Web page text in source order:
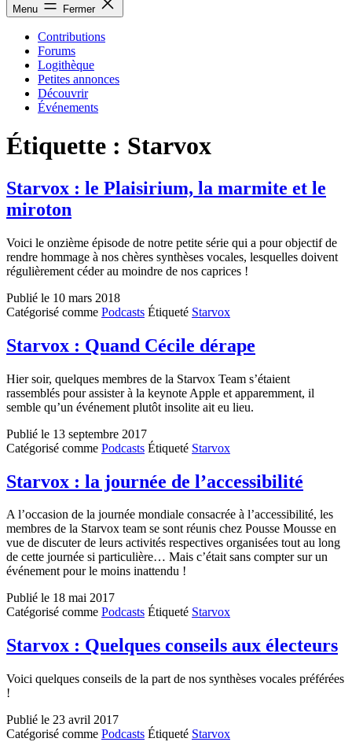
Menu Fermer
Contributions
Forums
Logithèque
Petites annonces
Découvrir
Événements
Étiquette : Starvox
Starvox : le Plaisirium, la marmite et le
miroton
Voici le onzième épisode de notre petite série qui a pour objectif de
rendre hommage à nos chères synthèses vocales, lesquelles doivent
régulièrement céder au moindre de nos caprices !
Publié le 10 mars 2018
Catégorisé comme Podcasts Étiqueté Starvox
Starvox : Quand Cécile dérape
Hier soir, quelques membres de la Starvox Team s’étaient
rassemblés pour assister à la keynote Apple et apparemment, il
semble qu’un événement plutôt insolite ait eu lieu.
Publié le 13 septembre 2017
Catégorisé comme Podcasts Étiqueté Starvox
Starvox : la journée de l’accessibilité
A l’occasion de la journée mondiale consacrée à l’accessibilité, les
membres de la Starvox team se sont réunis chez Pousse Mousse en
vue de discuter de leurs activités respectives organisées tout au long
de cette journée si particulière… Mais c’était sans compter sur un
événement pour le moins inattendu !
Publié le 18 mai 2017
Catégorisé comme Podcasts Étiqueté Starvox
Starvox : Quelques conseils aux électeurs
Voici quelques conseils de la part de nos synthèses vocales préférées
!
Publié le 23 avril 2017
Catégorisé comme Podcasts Étiqueté Starvox